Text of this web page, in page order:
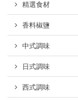
精選食材
香料椒鹽
中式調味
日式調味
西式調味